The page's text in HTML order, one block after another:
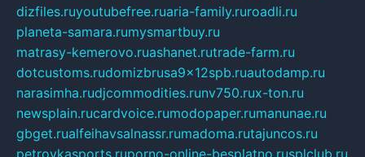
dizfiles.ruyoutubefree.ruaria-family.ruroadli.ru
planeta-samara.rumysmartbuy.ru
matrasy-kemerovo.ruashanet.rutrade-farm.ru
dotcustoms.rudomizbrusa9x12spb.ruautodamp.ru
narasimha.rudjcommodities.runv750.rux-ton.ru
newsplain.rucardvoice.rumodopaper.rumanunae.ru
gbget.rualfeihavsalnassr.rumadoma.rutajuncos.ru
petrovkasports.ruporno-online-besplatno.rusplclub.ru